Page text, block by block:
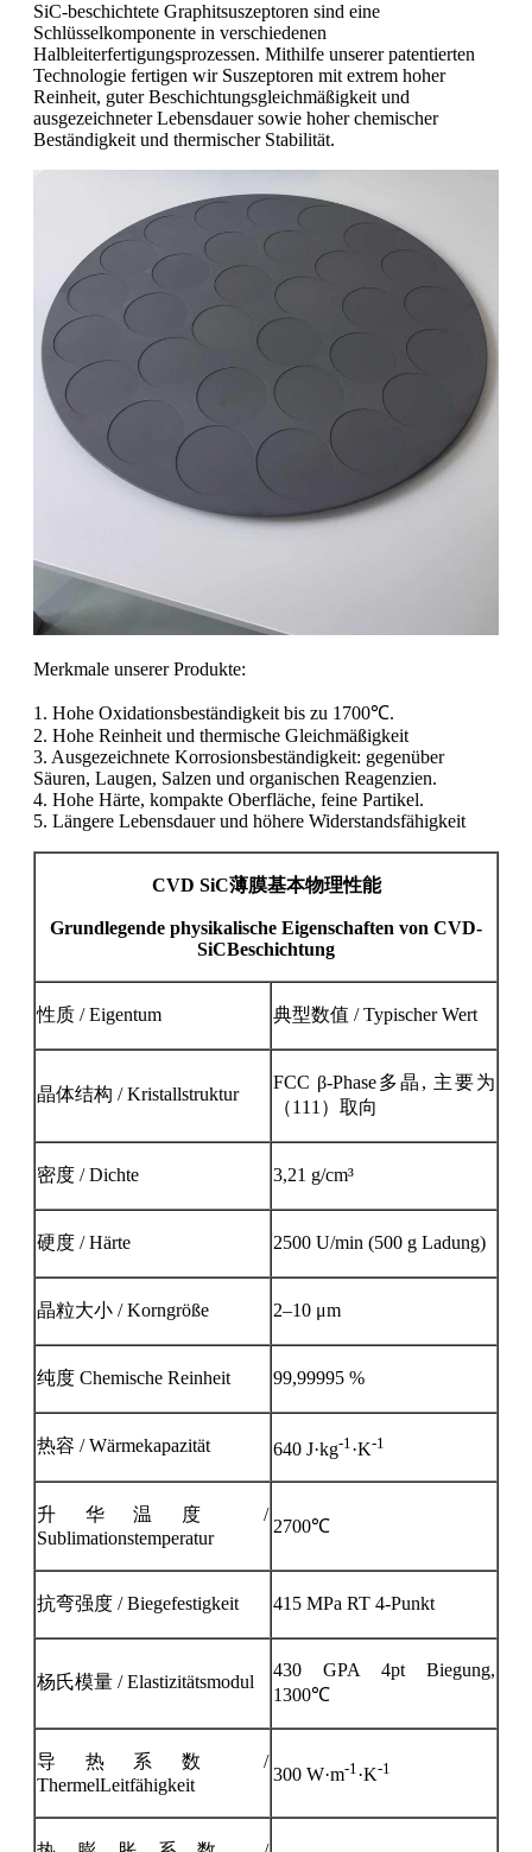
SiC-beschichtete Graphitsuszeptoren sind eine
Schlüsselkomponente in verschiedenen
Halbleiterfertigungsprozessen. Mithilfe unserer patentierten
Technologie fertigen wir Suszeptoren mit extrem hoher
Reinheit, guter Beschichtungsgleichmäßigkeit und
ausgezeichneter Lebensdauer sowie hoher chemischer
Beständigkeit und thermischer Stabilität.
Merkmale unserer Produkte:
1. Hohe Oxidationsbeständigkeit bis zu 1700℃.
2. Hohe Reinheit und thermische Gleichmäßigkeit
3. Ausgezeichnete Korrosionsbeständigkeit: gegenüber
Säuren, Laugen, Salzen und organischen Reagenzien.
4. Hohe Härte, kompakte Oberfläche, feine Partikel.
5. Längere Lebensdauer und höhere Widerstandsfähigkeit
CVD SiC薄膜基本物理性能
Grundlegende physikalische Eigenschaften von CVD-
SiCBeschichtung
性质 / Eigentum 典型数值 / Typischer Wert
晶体结构 / Kristallstruktur
FCC β-Phase多晶, 主要为
（111）取向
密度 / Dichte 3,21 g/cm³
硬度 / Härte 2500 U/min (500 g Ladung)
晶粒大小 / Korngröße 2–10 μm
纯度 Chemische Reinheit 99,99995 %
热容 / Wärmekapazität 640 J·kg-1·K-1
升华温度
/
Sublimationstemperatur
2700℃
抗弯强度 / Biegefestigkeit 415 MPa RT 4-Punkt
杨氏模量 / Elastizitätsmodul
430 GPA 4pt Biegung,
1300℃
导热系数
/
ThermelLeitfähigkeit
300 W·m-1·K-1